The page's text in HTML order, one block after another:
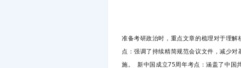
准备考研政治时，重点文章的梳理对于理
点：强调了持续精简规范会议文件，减少
施。 新中国成立75周年考点：涵盖了中国